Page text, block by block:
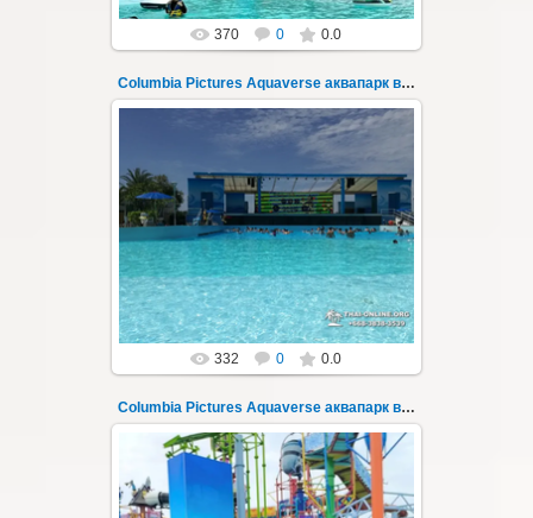
370 0 0.0
Columbia Pictures Aquaverse аквапарк в Паттайе 32
23.10.2022
Columbia Pictures Aquaverse - новый
тематический аквапарк в Паттайе.
Открыт в октябре 2022 после
модернизации и смены...
Thai-Online
332 0 0.0
Columbia Pictures Aquaverse аквапарк в Паттайе 33
23.10.2022